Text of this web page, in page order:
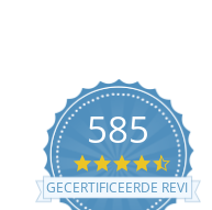
585
4.5
star
rating
GECERTIFICEERDE REVIEWS